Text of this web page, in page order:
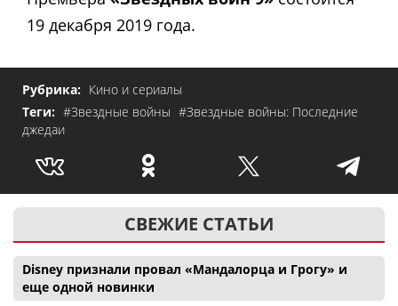
19 декабря 2019 года.
Рубрика: Кино и сериалы
Теги: #Звездные войны #Звездные войны: Последние
джедаи
СВЕЖИЕ СТАТЬИ
Disney признали провал «Мандалорца и Грогу» и
еще одной новинки